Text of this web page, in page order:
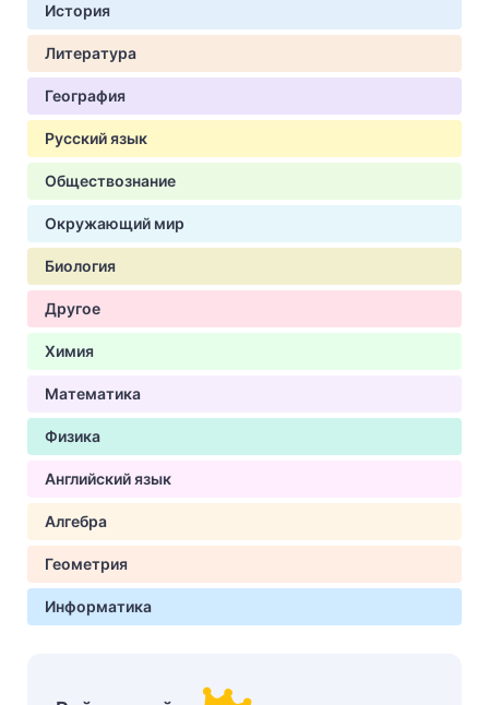
История
Литература
География
Русский язык
Обществознание
Окружающий мир
Биология
Другое
Химия
Математика
Физика
Английский язык
Алгебра
Геометрия
Информатика